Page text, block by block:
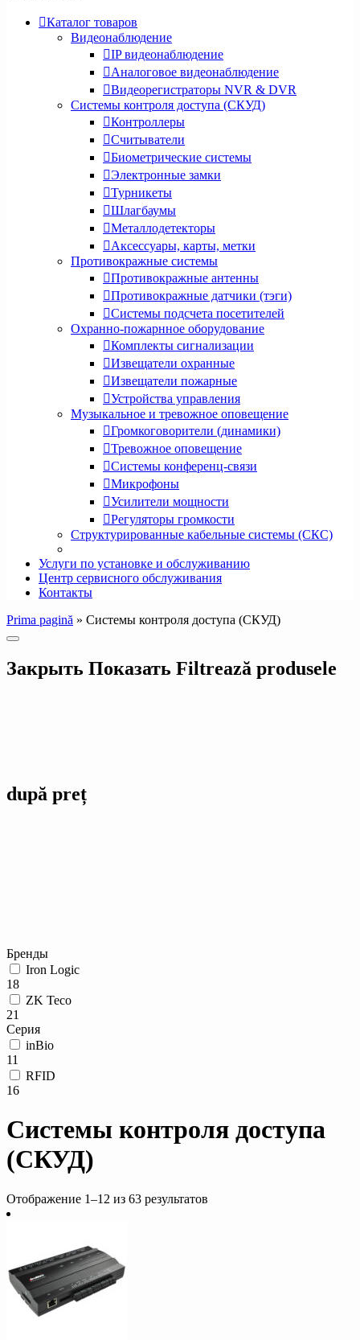
Каталог товаров
Видеонаблюдение
IP видеонаблюдение
Аналоговое видеонаблюдение
Видеорегистраторы NVR & DVR
Системы контроля доступа (СКУД)
Контроллеры
Считыватели
Биометрические системы
Электронные замки
Турникеты
Шлагбаумы
Металлодетекторы
Аксессуары, карты, метки
Противокражные системы
Противокражные антенны
Противокражные датчики (тэги)
Системы подсчета посетителей
Охранно-пожарнное оборудование
Комплекты сигнализации
Извещатели охранные
Извещатели пожарные
Устройства управления
Музыкальное и тревожное оповещение
Громкоговорители (динамики)
Тревожное оповещение
Системы конференц-связи
Микрофоны
Усилители мощности
Регуляторы громкости
Структурированные кабельные системы (СКС)
Услуги по установке и обслуживанию
Центр сервисного обслуживания
Контакты
Prima pagină » Системы контроля доступа (СКУД)
Закрыть Показать Filtrează produsele
după preț
Бренды
Iron Logic
18
ZK Teco
21
Серия
inBio
11
RFID
16
Системы контроля доступа
(СКУД)
Отображение 1–12 из 63 результатов